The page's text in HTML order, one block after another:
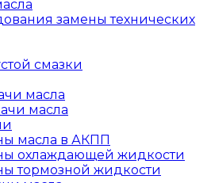
замены технических
смазки
масла
масла
масла в АКПП
охлаждающей жидкости
тормозной жидкости